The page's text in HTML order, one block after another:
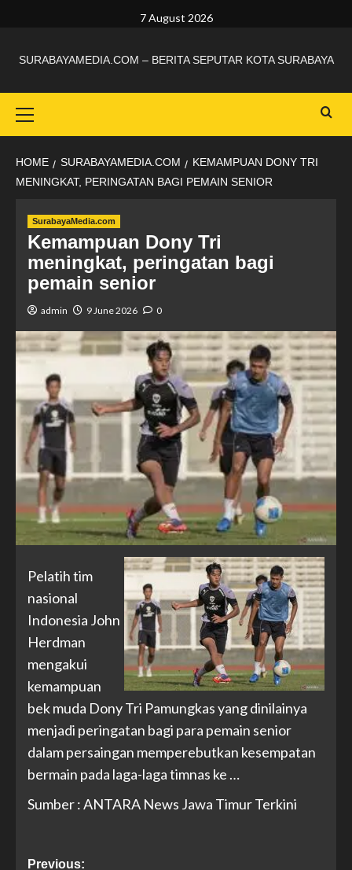
7 August 2026
SURABAYAMEDIA.COM – BERITA SEPUTAR KOTA SURABAYA
HOME SURABAYAMEDIA.COM
KEMAMPUAN DONY TRI
MENINGKAT, PERINGATAN BAGI PEMAIN SENIOR
SurabayaMedia.com
Kemampuan Dony Tri
meningkat, peringatan bagi
pemain senior
admin 9 June 2026 0
Pelatih tim
nasional
Indonesia John
Herdman
mengakui
kemampuan
bek muda Dony Tri Pamungkas yang dinilainya
menjadi peringatan bagi para pemain senior
dalam persaingan memperebutkan kesempatan
bermain pada laga-laga timnas ke …
Sumber : ANTARA News Jawa Timur Terkini
Previous: